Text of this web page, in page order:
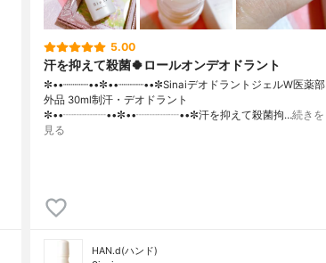
5.00
汗を抑えて殺菌🍀ロールオンデオドラント
✼••┈┈┈┈••✼••┈┈┈┈••✼SinaiデオドラントジェルW医薬部
外品 30ml制汗・デオドラント
✼••┈┈┈┈••✼••┈┈┈┈••✼汗を抑えて殺菌拘…続きを
見る
HAN.d(ハンド)